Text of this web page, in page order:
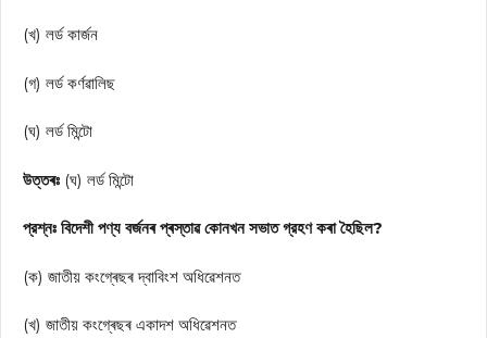
(খ) লর্ড কার্জন
(গ) লর্ড কর্ণৱালিছ
(ঘ) লর্ড মিন্টো
উত্তৰঃ (ঘ) লর্ড মিন্টো
প্রশ্নঃ বিদেশী পণ্য বৰ্জনৰ প্ৰস্তাৱ কোনখন সভাত গ্রহণ কৰা হৈছিল?
(ক) জাতীয় কংগ্ৰেছৰ দ্বাবিংশ অধিৱেশনত
(খ) জাতীয় কংগ্ৰেছৰ একাদশ অধিৱেশনত